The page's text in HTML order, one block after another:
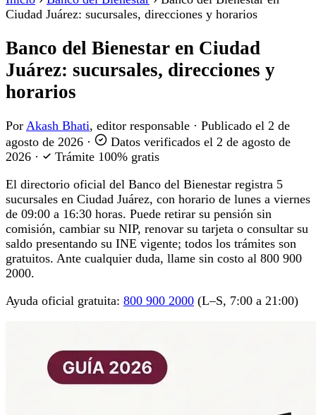
Ciudad Juárez: sucursales, direcciones y horarios
Banco del Bienestar en Ciudad
Juárez: sucursales, direcciones y
horarios
Por Akash Bhati, editor responsable · Publicado el 2 de
agosto de 2026 · Datos verificados el 2 de agosto de
2026 ·
Trámite 100% gratis
El directorio oficial del Banco del Bienestar registra 5
sucursales en Ciudad Juárez, con horario de lunes a viernes
de 09:00 a 16:30 horas. Puede retirar su pensión sin
comisión, cambiar su NIP, renovar su tarjeta o consultar su
saldo presentando su INE vigente; todos los trámites son
gratuitos. Ante cualquier duda, llame sin costo al 800 900
2000.
Ayuda oficial gratuita: 800 900 2000 (L–S, 7:00 a 21:00)